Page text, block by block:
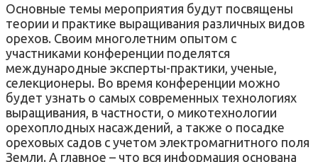
Основные темы мероприятия будут посвящены
теории и практике выращивания различных видов
орехов. Своим многолетним опытом с
участниками конференции поделятся
международные эксперты-практики, ученые,
селекционеры. Во время конференции можно
будет узнать о самых современных технологиях
выращивания, в частности, о микотехнологии
орехоплодных насаждений, а также о посадке
ореховых садов с учетом электромагнитного поля
Земли. А главное – что вся информация основана